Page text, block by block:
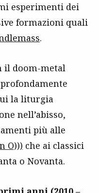
esperimenti dei
formazioni quali
.
il doom-metal
la liturgia
nell’abisso,
più alle
O))) che ai classici
o Novanta.